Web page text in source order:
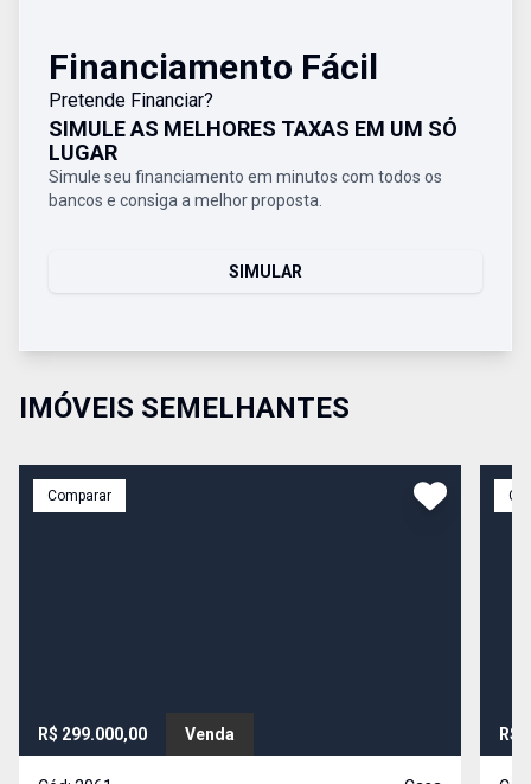
Financiamento Fácil
Pretende Financiar?
SIMULE AS MELHORES TAXAS EM UM SÓ
LUGAR
Simule seu financiamento em minutos com todos os
bancos e consiga a melhor proposta.
SIMULAR
IMÓVEIS SEMELHANTES
Comparar
R$ 299.000,00 Venda R$